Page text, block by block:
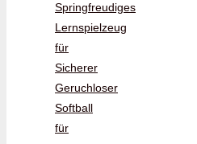
Springfreudiges
Lernspielzeug
für
Sicherer
Geruchloser
Softball
für